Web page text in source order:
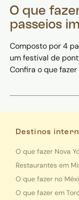
O que
passeios
Composto por 4
um festival de
Confira o que
Destinos
O que fazer Nova
Restaurantes em
O que fazer no
O que fazer em